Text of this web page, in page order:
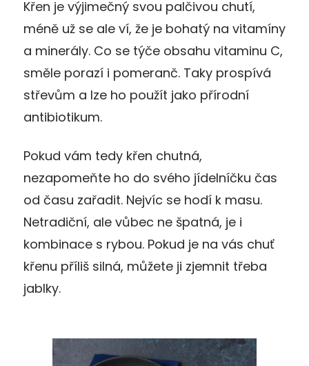
Křen je výjimečný svou palčivou chutí,
méně už se ale ví, že je bohatý na vitamíny
a minerály. Co se týče obsahu vitaminu C,
směle porazí i pomeranč. Taky prospívá
střevům a lze ho použít jako přírodní
antibiotikum.
Pokud vám tedy křen chutná,
nezapomeňte ho do svého jídelníčku čas
od času zařadit. Nejvíc se hodí k masu.
Netradiční, ale vůbec ne špatná, je i
kombinace s rybou. Pokud je na vás chuť
křenu příliš silná, můžete ji zjemnit třeba
jablky.